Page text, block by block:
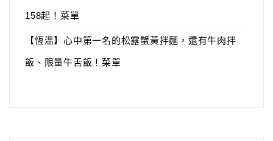
158起！菜單
【恆溫】心中第一名的松露蟹黃拌麵，還有牛肉拌
飯、限量牛舌飯！菜單